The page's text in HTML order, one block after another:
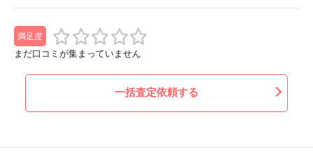
満足度
まだ口コミが集まっていません
一括査定依頼する